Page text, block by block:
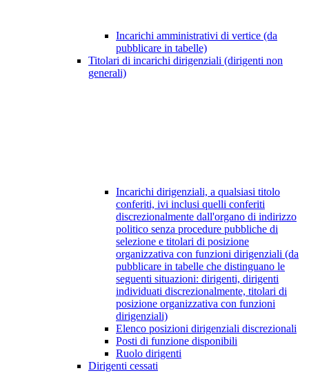
Incarichi amministrativi di vertice (da
pubblicare in tabelle)
Titolari di incarichi dirigenziali (dirigenti non
generali)
Incarichi dirigenziali, a qualsiasi titolo
conferiti, ivi inclusi quelli conferiti
discrezionalmente dall'organo di indirizzo
politico senza procedure pubbliche di
selezione e titolari di posizione
organizzativa con funzioni dirigenziali (da
pubblicare in tabelle che distinguano le
seguenti situazioni: dirigenti, dirigenti
individuati discrezionalmente, titolari di
posizione organizzativa con funzioni
dirigenziali)
Elenco posizioni dirigenziali discrezionali
Posti di funzione disponibili
Ruolo dirigenti
Dirigenti cessati